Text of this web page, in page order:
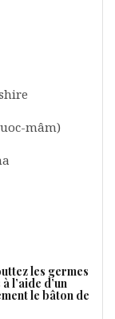
mâm)
les germes
l’aide d’un
le bâton de